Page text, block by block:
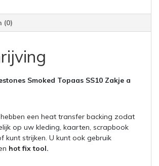
(0)
Smoked Topaas SS10 Zakje a
hebben een heat transfer backing zodat
op uw kleding, kaarten, scrapbook
kunt strijken. U kunt ook gebruik
hot fix tool.